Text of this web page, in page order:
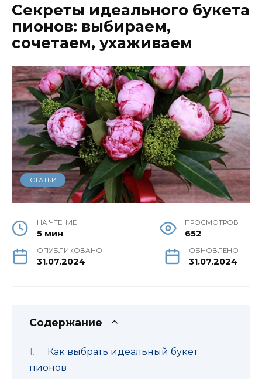
Секреты идеального букета
пионов: выбираем,
сочетаем, ухаживаем
СТАТЬИ
НА ЧТЕНИЕ
5 мин
ПРОСМОТРОВ
652
ОПУБЛИКОВАНО
31.07.2024
ОБНОВЛЕНО
31.07.2024
Содержание
Как выбрать идеальный букет
пионов